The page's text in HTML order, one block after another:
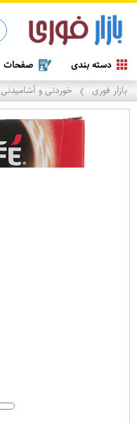
دسته بندی صفحات
بازار فوری ❯ خوردنی و آشامیدنی